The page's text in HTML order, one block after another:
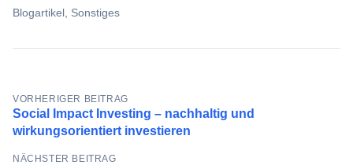
Blogartikel Sonstiges
VORHERIGER BEITRAG
Social Impact Investing – nachhaltig und
wirkungsorientiert investieren
NÄCHSTER BEITRAG